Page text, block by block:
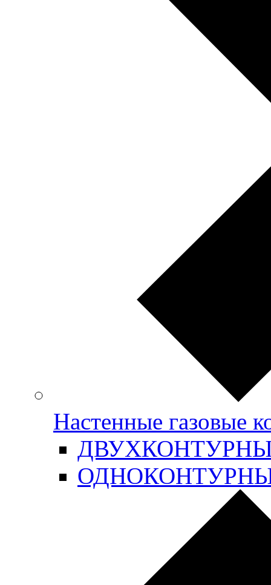
Настенные газовые